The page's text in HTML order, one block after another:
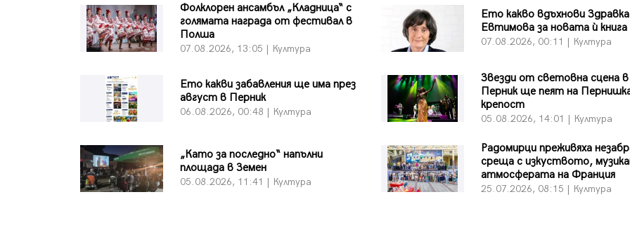
Фолклорен ансамбъл „Кладница“ с
голямата награда от фестивал в
Полша
07.08.2026, 13:05 | Култура
Ето какво вдъхнови Здравка
Евтимова за новата ѝ книга
07.08.2026, 00:11 | Култура
Ето какви забавления ще има през
август в Перник
06.08.2026, 00:48 | Култура
Звезди от световна сцена в
Перник ще пеят на
крепост
05.08.2026, 14:01 | Култура
„Като за последно“ напълни
площада в Земен
05.08.2026, 11:41 | Култура
Радомирци преживяха
среща с изкуството,
атмосферата на Франция
25.07.2026, 08:15 | Култура